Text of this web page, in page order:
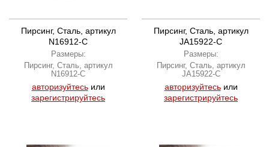
Пирсинг, Сталь, артикул
N16912-C
Размеры:
Пирсинг, Сталь, артикул
N16912-C
авторизуйтесьили
зарегистрируйтесь
Пирсинг, Сталь, артикул
JA15922-C
Размеры:
Пирсинг, Сталь, артикул
JA15922-C
авторизуйтесьили
зарегистрируйтесь